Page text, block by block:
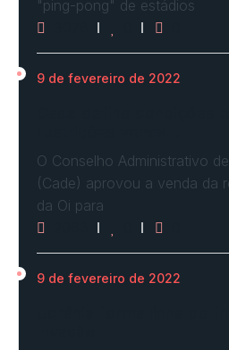
"ping-pong" de estádios
9 de fevereiro de 2022
O Conselho Administrativo
(Cade) aprovou a venda da
da Oi para
9 de fevereiro de 2022